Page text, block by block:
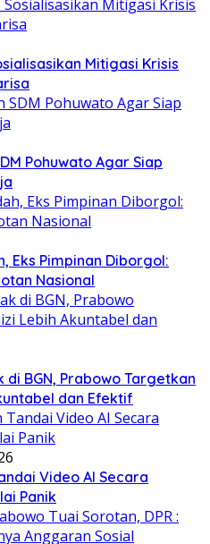
Mitigasi Krisis
Pohuwato Agar Siap
Eks Pimpinan Diborgol:
Nasional
BGN, Prabowo Targetkan
dan Efektif
Video AI Secara
Panik